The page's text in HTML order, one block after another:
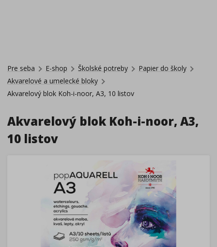
Pre seba E-shop Školské potreby
Papier do školy
Akvarelové a umelecké bloky
Akvarelový blok Koh-i-noor, A3, 10 listov
Akvarelový blok Koh-i-noor, A3,
10 listov